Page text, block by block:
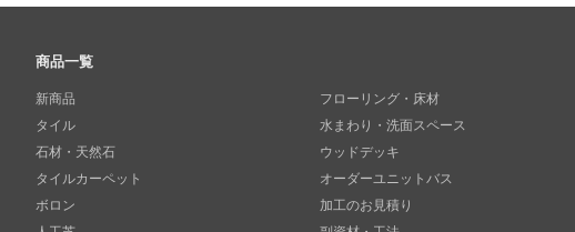
商品一覧
新商品
タイル
石材・天然石
タイルカーペット
ボロン
フローリング・床材
水まわり・洗面スペース
ウッドデッキ
オーダーユニットバス
加工のお見積り